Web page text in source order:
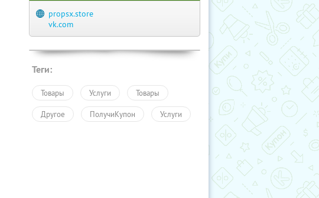
propsx.store
vk.com
Теги:
Товары Услуги Товары
Другое ПолучиКупон Услуги